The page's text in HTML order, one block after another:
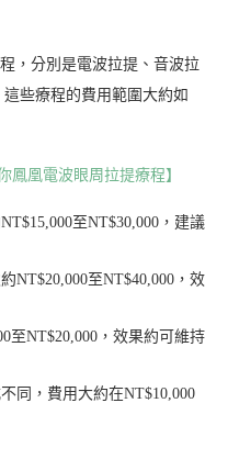
，分別是電波拉提、音波拉
些療程的費用範圍大約如
鳳凰電波眼周拉提療程】
至NT$30,000，建議
NT$20,000至NT$40,000，效
至NT$20,000，效果約可維持
同，費用大約在NT$10,000